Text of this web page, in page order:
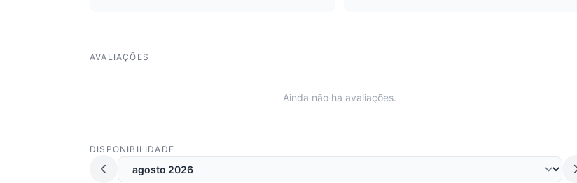
AVALIAÇÕES
Ainda não há avaliações.
DISPONIBILIDADE